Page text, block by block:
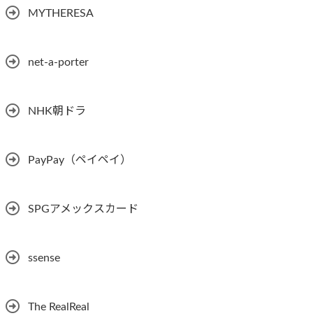
MYTHERESA
net-a-porter
NHK朝ドラ
PayPay（ペイペイ）
SPGアメックスカード
ssense
The RealReal